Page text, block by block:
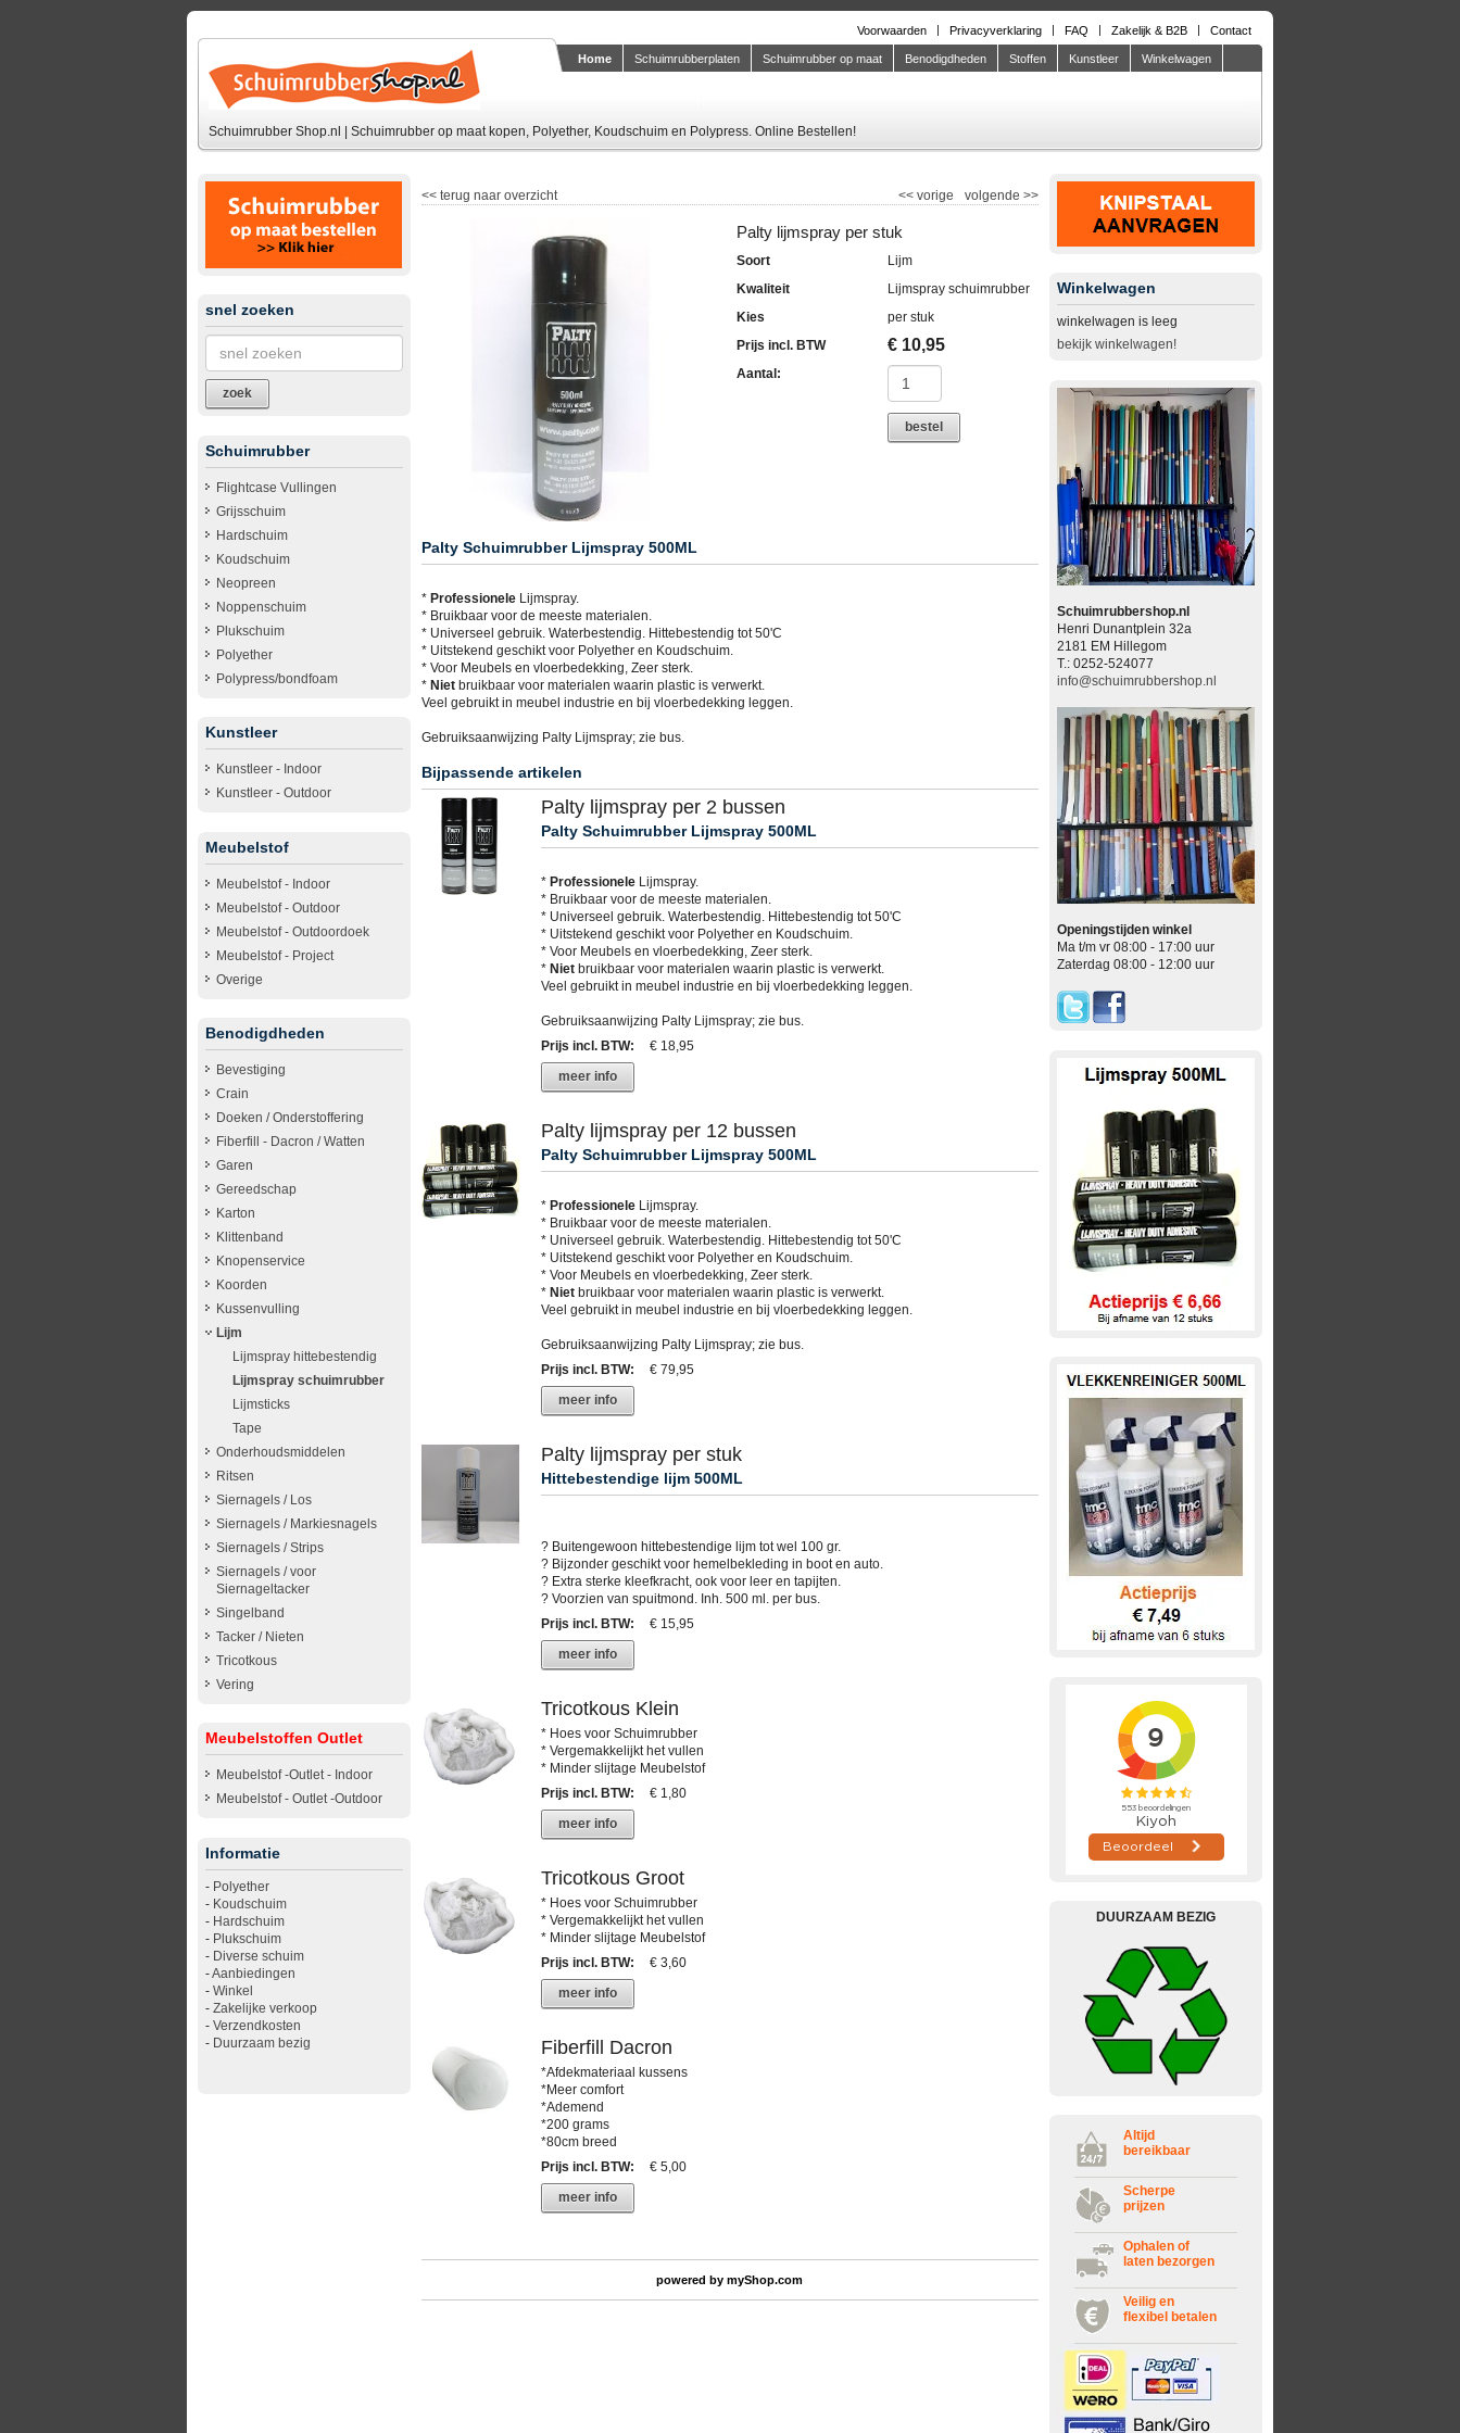
Voorwaarden Privacyverklaring FAQ Zakelijk & B2B Contact
Schuimrubber Shop.nl | Schuimrubber op maat kopen, Polyether, Koudschuim en Polypress. Online Bestellen!
Home Schuimrubberplaten Schuimrubber op maat Benodigdheden Stoffen Kunstleer Winkelwagen
snel zoeken
zoek
Schuimrubber
Flightcase Vullingen
Grijsschuim
Hardschuim
Koudschuim
Neopreen
Noppenschuim
Plukschuim
Polyether
Polypress/bondfoam
Kunstleer
Kunstleer - Indoor
Kunstleer - Outdoor
Meubelstof
Meubelstof - Indoor
Meubelstof - Outdoor
Meubelstof - Outdoordoek
Meubelstof - Project
Overige
Benodigdheden
Bevestiging
Crain
Doeken / Onderstoffering
Fiberfill - Dacron / Watten
Garen
Gereedschap
Karton
Klittenband
Knopenservice
Koorden
Kussenvulling
Lijm
Lijmspray hittebestendig
Lijmspray schuimrubber
Lijmsticks
Tape
Onderhoudsmiddelen
Ritsen
Siernagels / Los
Siernagels / Markiesnagels
Siernagels / Strips
Siernagels / voor
Siernageltacker
Singelband
Tacker / Nieten
Tricotkous
Vering
Meubelstoffen Outlet
Meubelstof -Outlet - Indoor
Meubelstof - Outlet -Outdoor
Informatie
- Polyether
- Koudschuim
- Hardschuim
- Plukschuim
- Diverse schuim
-Aanbiedingen
- Winkel
- Zakelijke verkoop
- Verzendkosten
- Duurzaam bezig
<< terug naar overzicht volgende >>
<<vorige
Palty lijmspray per stuk
Soort
Lijm
Kwaliteit
Lijmspray schuimrubber
Kies
per stuk
Prijs incl. BTW
€ 10,95
Aantal:
bestel
Palty Schuimrubber Lijmspray 500ML
* ProfessioneleLijmspray.
* Bruikbaar voor de meeste materialen.
* Universeel gebruik. Waterbestendig. Hittebestendig tot 50'C
* Uitstekend geschikt voor Polyether en Koudschuim.
* Voor Meubels en vloerbedekking, Zeer sterk.
* Nietbruikbaar voor materialen waarin plastic is verwerkt.
Veel gebruikt in meubel industrie en bij vloerbedekking leggen.
Gebruiksaanwijzing Palty Lijmspray; zie bus.
Bijpassende artikelen
Palty lijmspray per 2 bussen
Palty Schuimrubber Lijmspray 500ML
* ProfessioneleLijmspray.
* Bruikbaar voor de meeste materialen.
* Universeel gebruik. Waterbestendig. Hittebestendig tot 50'C
* Uitstekend geschikt voor Polyether en Koudschuim.
* Voor Meubels en vloerbedekking, Zeer sterk.
* Nietbruikbaar voor materialen waarin plastic is verwerkt.
Veel gebruikt in meubel industrie en bij vloerbedekking leggen.
Gebruiksaanwijzing Palty Lijmspray; zie bus.
Prijs incl. BTW:
€ 18,95
meer info
Palty lijmspray per 12 bussen
Palty Schuimrubber Lijmspray 500ML
* ProfessioneleLijmspray.
* Bruikbaar voor de meeste materialen.
* Universeel gebruik. Waterbestendig. Hittebestendig tot 50'C
* Uitstekend geschikt voor Polyether en Koudschuim.
* Voor Meubels en vloerbedekking, Zeer sterk.
* Nietbruikbaar voor materialen waarin plastic is verwerkt.
Veel gebruikt in meubel industrie en bij vloerbedekking leggen.
Gebruiksaanwijzing Palty Lijmspray; zie bus.
Prijs incl. BTW:
€ 79,95
meer info
Palty lijmspray per stuk
Hittebestendige lijm 500ML
? Buitengewoon hittebestendige lijm tot wel 100 gr.
? Bijzonder geschikt voor hemelbekleding in boot en auto.
? Extra sterke kleefkracht, ook voor leer en tapijten.
? Voorzien van spuitmond. Inh. 500 ml. per bus.
Prijs incl. BTW:
€ 15,95
meer info
Tricotkous Klein
* Hoes voor Schuimrubber
* Vergemakkelijkt het vullen
* Minder slijtage Meubelstof
Prijs incl. BTW:
€ 1,80
meer info
Tricotkous Groot
* Hoes voor Schuimrubber
* Vergemakkelijkt het vullen
* Minder slijtage Meubelstof
Prijs incl. BTW:
€ 3,60
meer info
Fiberfill Dacron
*Afdekmateriaal kussens
*Meer comfort
*Ademend
*200 grams
*80cm breed
Prijs incl. BTW:
€ 5,00
meer info
powered bymyShop.com
Winkelwagen
winkelwagen is leeg
bekijk winkelwagen!
Schuimrubbershop.nl
Henri Dunantplein 32a
2181 EM Hillegom
T.: 0252-524077
info@schuimrubbershop.nl
Openingstijden winkel
Ma t/m vr 08:00 - 17:00 uur
Zaterdag 08:00 - 12:00 uur
DUURZAAM BEZIG
Altijd
bereikbaar
Scherpe
prijzen
Ophalen of
laten bezorgen
Veilig en
flexibel betalen